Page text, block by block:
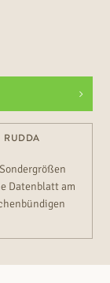
RUDDA
Datenblatt am